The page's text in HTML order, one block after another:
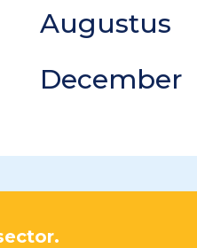
Augustus
December